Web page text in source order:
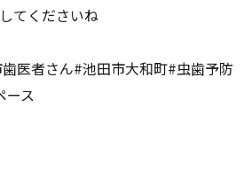
てくださいね
医者さん#池田市大和町#虫歯予防
ース